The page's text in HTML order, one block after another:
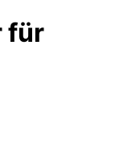
für